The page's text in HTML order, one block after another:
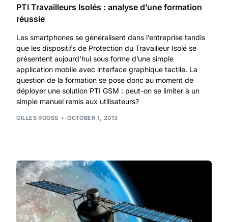
PTI Travailleurs Isolés : analyse d’une formation
réussie
Les smartphones se généralisent dans l’entreprise tandis
que les dispositifs de Protection du Travailleur Isolé se
présentent aujourd’hui sous forme d’une simple
application mobile avec interface graphique tactile. La
question de la formation se pose donc au moment de
déployer une solution PTI GSM : peut-on se limiter à un
simple manuel remis aux utilisateurs?
GILLES ROOSS OCTOBER 1, 2013